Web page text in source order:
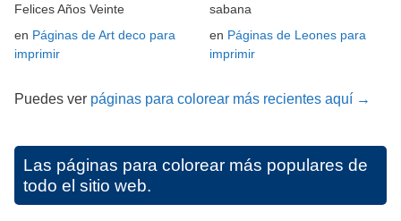
Felices Años Veinte
en Páginas de Art deco para
imprimir
sabana
en Páginas de Leones para
imprimir
Puedes ver páginas para colorear más recientes aquí →
Las páginas para colorear más populares de
todo el sitio web.